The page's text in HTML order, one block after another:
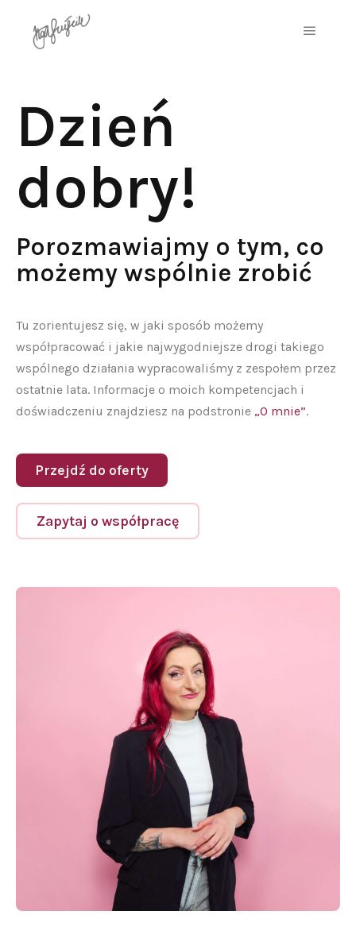
Dzień
dobry!
Porozmawiajmy o tym, co
możemy wspólnie zrobić
Tu zorientujesz się, w jaki sposób możemy
współpracować i jakie najwygodniejsze drogi takiego
wspólnego działania wypracowaliśmy z zespołem przez
ostatnie lata. Informacje o moich kompetencjach i
doświadczeniu znajdziesz na podstronie „O mnie”.
Przejdź do oferty
Zapytaj o współpracę